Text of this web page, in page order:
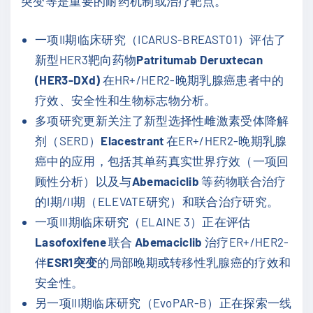
一项II期临床研究（ICARUS-BREAST01）评估了
新型HER3靶向药物Patritumab Deruxtecan
(HER3-DXd) 在HR+/HER2-晚期乳腺癌患者中的
疗效、安全性和生物标志物分析。
多项研究更新关注了新型选择性雌激素受体降解
剂（SERD） Elacestrant 在ER+/HER2-晚期乳腺
癌中的应用，包括其单药真实世界疗效（一项回
顾性分析）以及与Abemaciclib 等药物联合治疗
的I期/II期（ELEVATE研究）和联合治疗研究。
一项III期临床研究（ELAINE 3）正在评估
Lasofoxifene联合 Abemaciclib 治疗ER+/HER2-
伴ESR1突变的局部晚期或转移性乳腺癌的疗效和
安全性。
另一项III期临床研究（EvoPAR-B）正在探索一线